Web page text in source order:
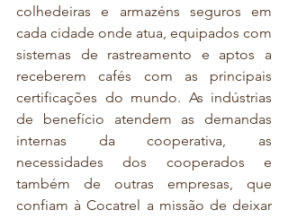
colhedeiras e armazéns seguros em
cada cidade onde atua, equipados com
sistemas de rastreamento e aptos a
receberem cafés com as principais
certificações do mundo. As indústrias
de benefício atendem as demandas
internas da cooperativa, as
necessidades dos cooperados e
também de outras empresas, que
confiam à Cocatrel a missão de deixar